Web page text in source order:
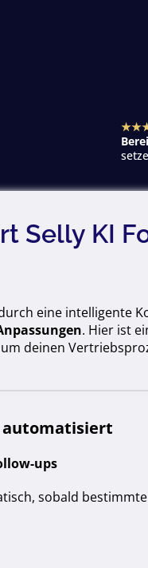
Selly KI
eine intelligente
. Hier ist
deinen
automatisiert
ups
sobald